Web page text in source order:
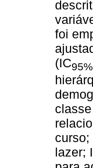
foi
(IC95%
lazer;